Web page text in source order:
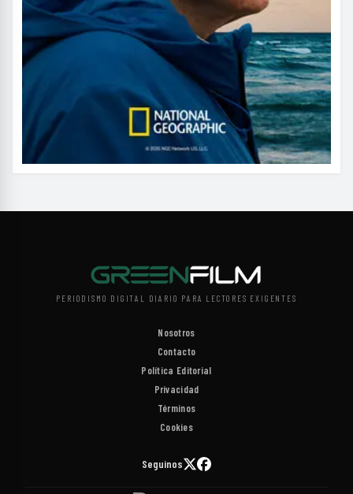
PERIODISMO DIGITAL DIARIO PARA LECTORES EXIGENTES
Nosotros
Contacto
Política Editorial
Privacidad
Términos
Cookies
Seguinos